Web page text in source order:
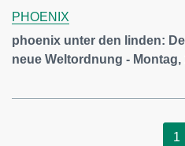
PHOENIX
phoenix unter den linden:
neue Weltordnung - Montag,
1